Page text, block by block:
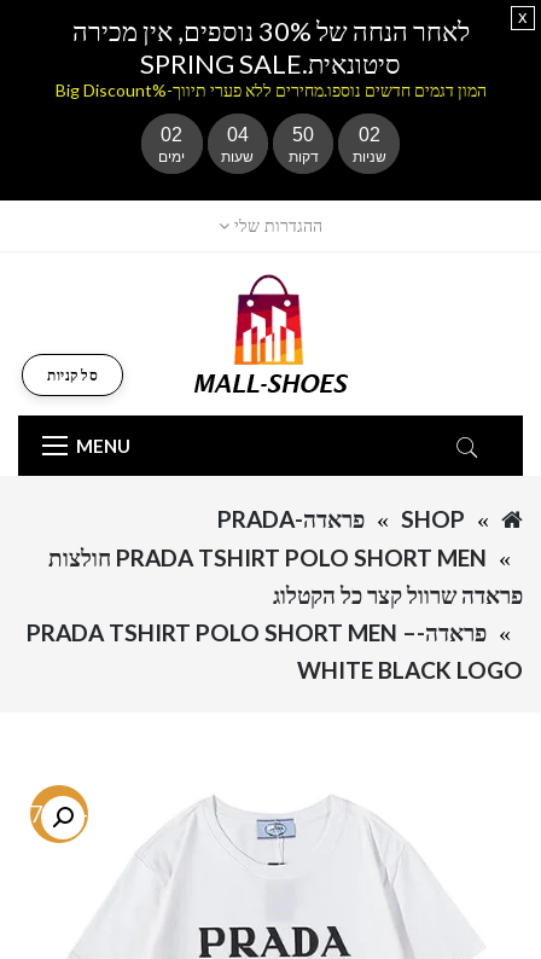
ההגדרות שלי
MENU
סל קניות
SHOP
פראדה-PRADA
PRADA TSHIRT POLO SHORT MEN חולצות
פראדה שרוול קצר כל הקטלוג
פראדה-PRADA TSHIRT POLO SHORT MEN –
WHITE BLACK LOGO
-77.4%
לאחר הנחה של 30% נוספים, אין מכירה
סיטונאית.SPRING SALE
המון דגמים חדשים נוספו.מחירים ללא פערי תיווך-%Big Discount
02
ימים
04
שעות
50
דקות
02
שניות
x